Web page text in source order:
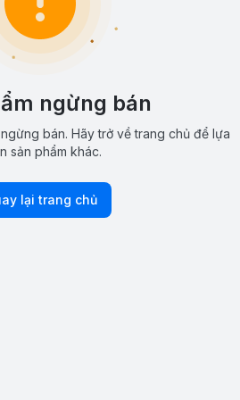
ngừng bán
bán. Hãy trở về trang chủ để lựa
sản phẩm khác.
lại trang chủ